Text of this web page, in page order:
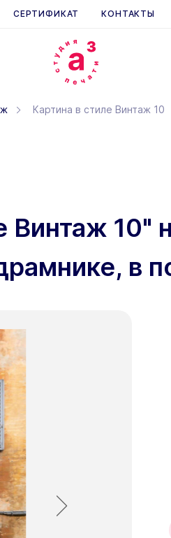
СЕРТИФИКАТ КОНТАКТЫ
Картина в стиле Винтаж 10
Винтаж 10"
в